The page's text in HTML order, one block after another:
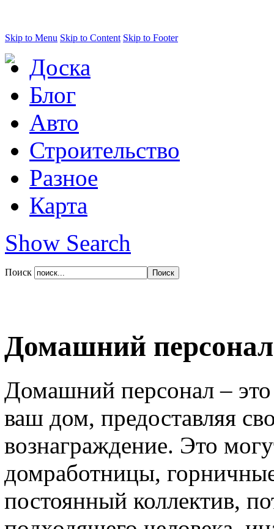
Skip to Menu Skip to Content Skip to Footer
Доска
Блог
Авто
Строительство
Разное
Карта
Show Search
Поиск
Домашний
Домашний персонал –
ваш дом, предоставляя
вознаграждение. Это
домработницы,
постоянный коллектив,